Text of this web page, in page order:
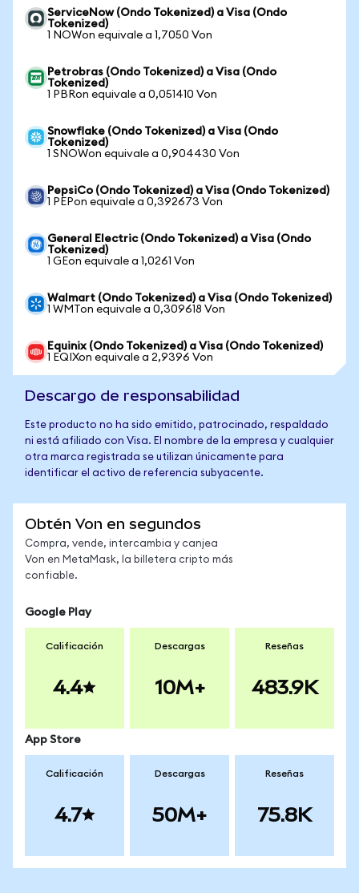
ServiceNow (Ondo Tokenized) a Visa (Ondo
Tokenized)
1 NOWon equivale a 1,7050 Von
Petrobras (Ondo Tokenized) a Visa (Ondo
Tokenized)
1 PBRon equivale a 0,051410 Von
Snowflake (Ondo Tokenized) a Visa (Ondo
Tokenized)
1 SNOWon equivale a 0,904430 Von
PepsiCo (Ondo Tokenized) a Visa (Ondo Tokenized)
1 PEPon equivale a 0,392673 Von
General Electric (Ondo Tokenized) a Visa (Ondo
Tokenized)
1 GEon equivale a 1,0261 Von
Walmart (Ondo Tokenized) a Visa (Ondo Tokenized)
1 WMTon equivale a 0,309618 Von
Equinix (Ondo Tokenized) a Visa (Ondo Tokenized)
1 EQIXon equivale a 2,9396 Von
Descargo de responsabilidad
Este producto no ha sido emitido, patrocinado, respaldado
ni está afiliado con Visa. El nombre de la empresa y cualquier
otra marca registrada se utilizan únicamente para
identificar el activo de referencia subyacente.
Obtén Von en segundos
Compra, vende, intercambia y canjea
Von en MetaMask, la billetera cripto más
confiable.
Google Play
Calificación
4.4
Descargas
10M+
Reseñas
483.9K
App Store
Calificación
4.7
Descargas
50M+
Reseñas
75.8K